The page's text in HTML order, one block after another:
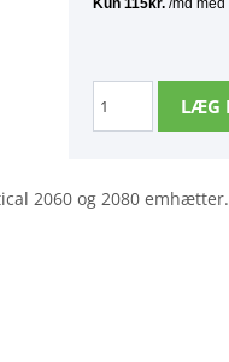
2060 og 2080 emhætter.